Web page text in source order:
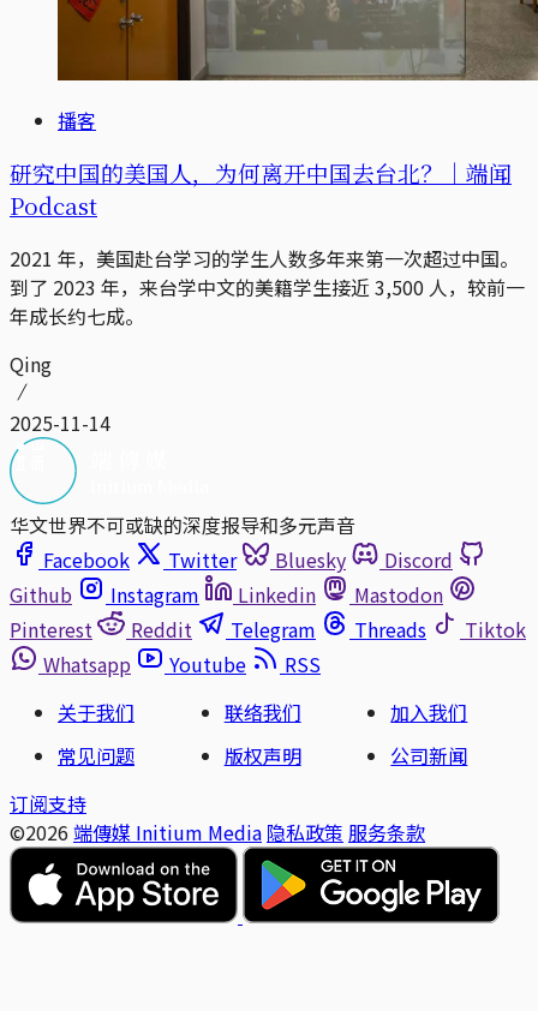
播客
研究中国的美国人，为何离开中国去台北？｜端闻
Podcast
2021 年，美国赴台学习的学生人数多年来第一次超过中国。
到了 2023 年，来台学中文的美籍学生接近 3,500 人，较前一
年成长约七成。
Qing
2025-11-14
华文世界不可或缺的深度报导和多元声音
Facebook
Twitter Bluesky
Discord
Github
Instagram Linkedin
Mastodon
Pinterest
Reddit Telegram Threads
Tiktok
Whatsapp
Youtube
RSS
关于我们
联络我们
加入我们
常见问题
版权声明
公司新闻
订阅支持
©2026 端傳媒 Initium Media 隐私政策 服务条款